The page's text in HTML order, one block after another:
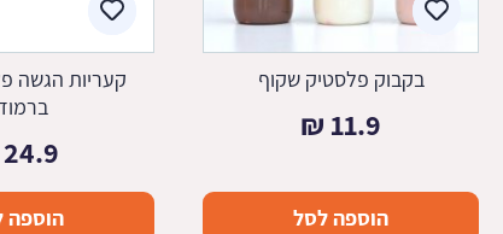
בקבוק פלסטיק שקוף
11.9
₪
הוספה לסל
קעריות הגשה
24.9
הוספה